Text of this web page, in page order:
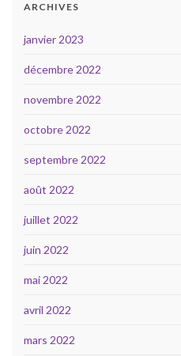
ARCHIVES
janvier 2023
décembre 2022
novembre 2022
octobre 2022
septembre 2022
août 2022
juillet 2022
juin 2022
mai 2022
avril 2022
mars 2022